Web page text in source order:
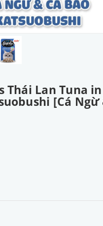
Thái Lan Tuna
[Cá Ngừ